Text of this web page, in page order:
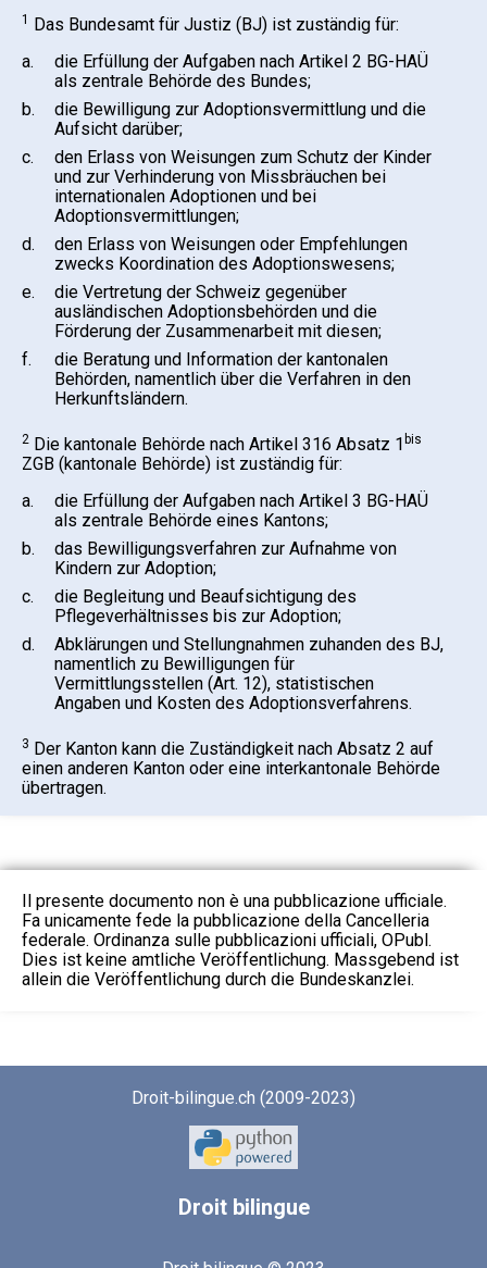
1 Das Bundesamt für Justiz (BJ) ist zuständig für:
a.
die Erfüllung der Aufgaben nach Artikel 2 BG-HAÜ
als zentrale Behörde des Bundes;
b.
die Bewilligung zur Adoptionsvermittlung und die
Aufsicht darüber;
c.
den Erlass von Weisungen zum Schutz der Kinder
und zur Verhinderung von Missbräuchen bei
internationalen Adoptionen und bei
Adoptionsvermittlungen;
d.
den Erlass von Weisungen oder Empfehlungen
zwecks Koordination des Adoptionswesens;
e.
die Vertretung der Schweiz gegenüber
ausländischen Adoptionsbehörden und die
Förderung der Zusammenarbeit mit diesen;
f.
die Beratung und Information der kantonalen
Behörden, namentlich über die Verfahren in den
Herkunftsländern.
2 Die kantonale Behörde nach Artikel 316 Absatz 1 bis
ZGB (kantonale Behörde) ist zuständig für:
a.
die Erfüllung der Aufgaben nach Artikel 3 BG-HAÜ
als zentrale Behörde eines Kantons;
b.
das Bewilligungsverfahren zur Aufnahme von
Kindern zur Adoption;
c.
die Begleitung und Beaufsichtigung des
Pflegeverhältnisses bis zur Adoption;
d.
Abklärungen und Stellungnahmen zuhanden des BJ,
namentlich zu Bewilligungen für
Vermittlungsstellen (Art. 12), statistischen
Angaben und Kosten des Adoptionsverfahrens.
3 Der Kanton kann die Zuständigkeit nach Absatz 2 auf
einen anderen Kanton oder eine interkantonale Behörde
übertragen.
Il presente documento non è una pubblicazione ufficiale.
Fa unicamente fede la pubblicazione della Cancelleria
federale. Ordinanza sulle pubblicazioni ufficiali, OPubl.
Dies ist keine amtliche Veröffentlichung. Massgebend ist
allein die Veröffentlichung durch die Bundeskanzlei.
Droit-bilingue.ch (2009-2023)
Droitbilingue